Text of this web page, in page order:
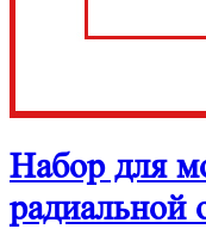
Набор для